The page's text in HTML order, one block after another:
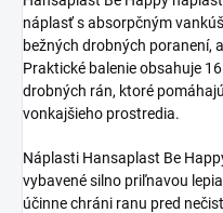
náplasť s absorpčným
bežných drobných poranení,
Praktické balenie obsahuje
drobných rán, ktoré
vonkajšieho prostredia.
Náplasti Hansaplast Be
vybavené silno priľnavou
účinne chráni ranu pred